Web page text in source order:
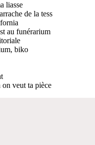
liasse
de la tess
au funérarium
biko
veut ta pièce